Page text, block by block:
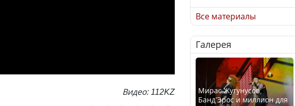
Видео: 112KZ
Қазақстан Орталық Азия
елдері арасында әл-ауқат
индексінде көш бастады
Все материалы
Галерея
Мирас Жугунусов,
Банд’Эрос и миллион для